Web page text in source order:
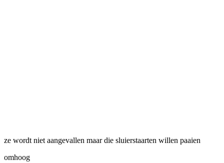
ze wordt niet aangevallen maar die sluierstaarten willen paaien
omhoog